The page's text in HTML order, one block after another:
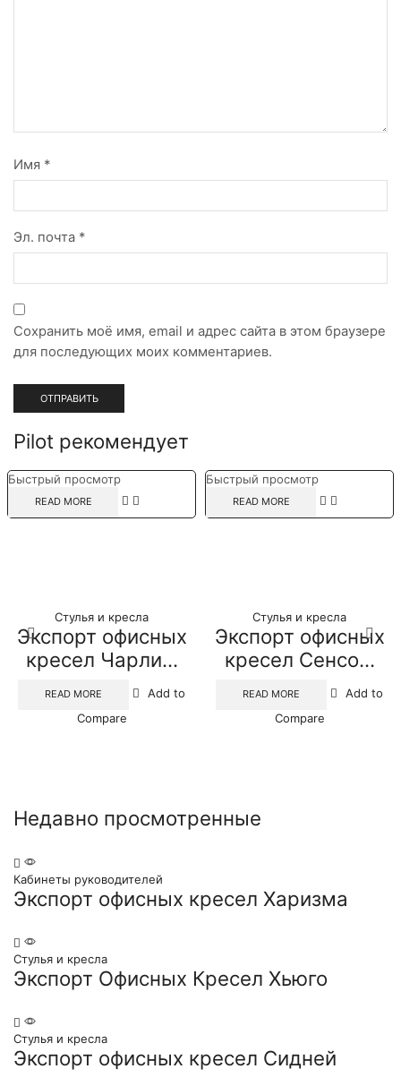
Имя *
Эл. почта *
Сохранить моё имя, email и адрес сайта в этом браузере
для последующих моих комментариев.
Pilot рекомендует
Быстрый просмотр
READ MORE
Стулья и кресла
Экспорт офисных
кресел Чарли...
READ MORE
Add to
Compare
Быстрый просмотр
READ MORE
Стулья и кресла
Экспорт офисных
кресел Сенсо...
READ MORE
Add to
Compare
Недавно просмотренные​
Кабинеты руководителей
Экспорт офисных кресел Харизма
Стулья и кресла
Экспорт Офисных Кресел Хьюго
Стулья и кресла
Экспорт офисных кресел Сидней